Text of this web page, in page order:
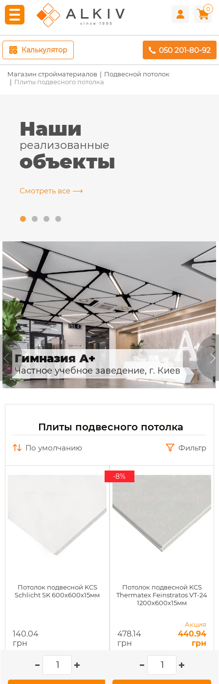
0
Калькулятор 050 201-80-92
Магазин стройматериалов
Подвесной потолок
Плиты подвесного потолка
Наши
реализованные
объекты
Смотреть все ⟶
Гимназия А+
Частное учебное заведение, г. Киев
Плиты подвесного потолка
по умолчанию Фильтр
Потолок подвесной KCS
Schlicht SK 600x600х15мм
140.04
грн
Потолок подвесной KCS
Thermatex Feinstratos VT-24
1200х600х15мм
-8%
478.14
грн
Акция
440.94
грн